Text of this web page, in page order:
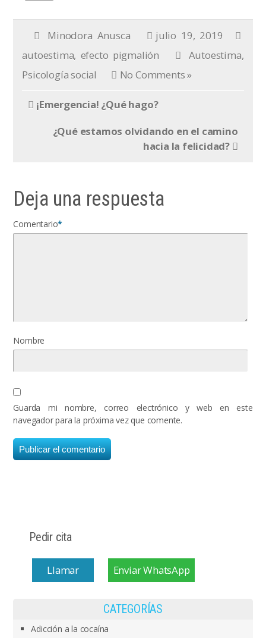
Minodora Anusca
julio 19, 2019
autoestima, efecto pigmalión Autoestima,
Psicología social
No Comments »
¡Emergencia! ¿Qué hago?
¿Qué estamos olvidando en el camino
hacia la felicidad?
Deja una respuesta
Comentario*
Nombre
Guarda mi nombre, correo electrónico y web en este
navegador para la próxima vez que comente.
Pedir cita
Llamar Enviar WhatsApp
CATEGORÍAS
Adicción a la cocaína